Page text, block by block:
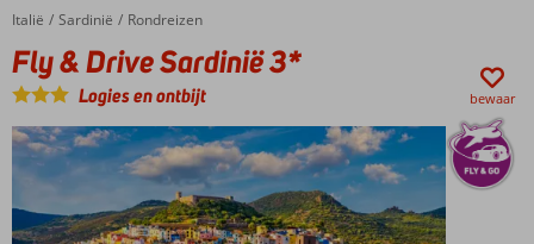
Home
Italië Sardinië Rondreizen
Fly & Drive Sardinië 3*
Fly & Drive Sardinië 3*
Logies en ontbijt bewaar